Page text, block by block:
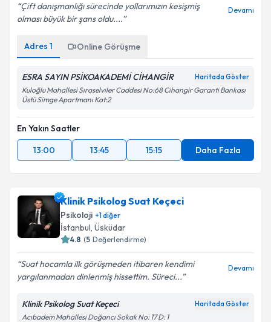
Çift danışmanlığı sürecinde yollarımızın kesişmiş
olması büyük bir şans oldu....
Devamı
Adres 1 Online Görüşme
ESRA SAYIN PSİKOAKADEMİ CİHANGİR Haritada Göster
Kuloğlu Mahallesi Sıraselviler Caddesi No:68 Cihangir Garanti Bankası
Üstü Simge Apartmanı Kat:2
En Yakın Saatler
13:00
13:45 15:15 Daha Fazla
Klinik Psikolog Suat Keçeci
Psikoloji +1diğer
İstanbul, Üsküdar
4.8 (5 Değerlendirme)
Suat hocamla ilk görüşmeden itibaren kendimi
yargılanmadan dinlenmiş hissettim. Süreci...
Devamı
Klinik Psikolog Suat Keçeci Haritada Göster
Acıbadem Mahallesi Doğancı Sokak No: 17 D: 1